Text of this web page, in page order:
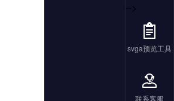
-->
svga预览工具
联系客服